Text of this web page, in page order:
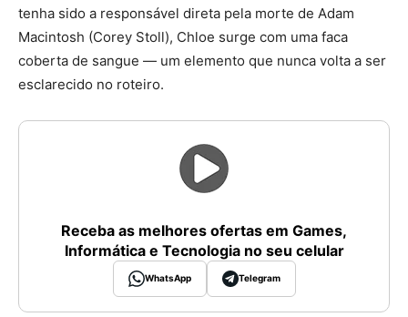
tenha sido a responsável direta pela morte de Adam
Macintosh (Corey Stoll), Chloe surge com uma faca
coberta de sangue — um elemento que nunca volta a ser
esclarecido no roteiro.
Receba as melhores ofertas em Games,
Informática e Tecnologia no seu celular
WhatsApp Telegram